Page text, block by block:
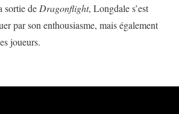
sortie de Dragonflight, Longdale s’est
par son enthousiasme, mais également
joueurs.